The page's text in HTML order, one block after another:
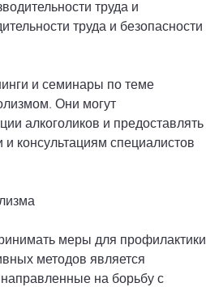
труда и безопасности
и семинары по теме
Они могут
алкоголиков и предоставлять
консультациям специалистов
меры для профилактики
методов является
на борьбу с